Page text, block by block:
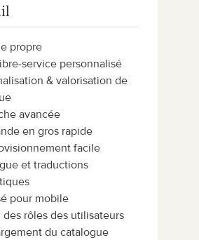
propre
service personnalisé
& valorisation de
avancée
en gros rapide
facile
et traductions
pour mobile
des rôles des utilisateurs
du catalogue